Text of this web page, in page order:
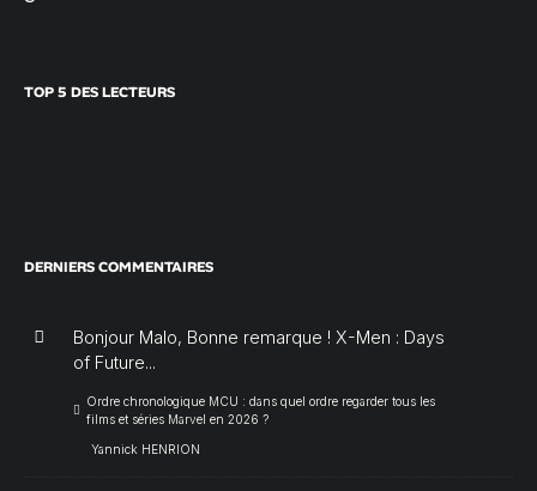
TOP 5 DES LECTEURS
DERNIERS COMMENTAIRES
Bonjour Malo, Bonne remarque ! X-Men : Days
of Future...
Ordre chronologique MCU : dans quel ordre regarder tous les
films et séries Marvel en 2026 ?
Yannick HENRION